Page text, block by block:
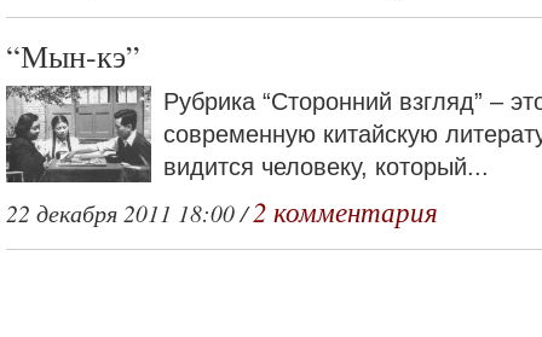
“Мын-кэ”
Рубрика “Сторонний взгляд” –
современную китайскую
видится человеку, который...
22 декабря 2011 18:00 /2 комментария